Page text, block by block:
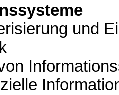
und